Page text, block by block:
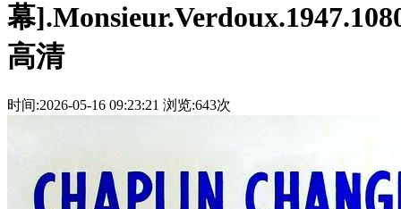
幕
高清
时间:2026-05-16 09:23:21 浏览:643次